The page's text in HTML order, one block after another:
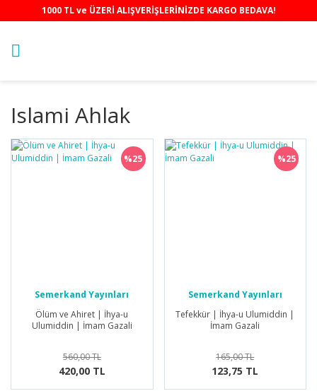
1000 TL ve ÜZERİ ALIŞVERİŞLERİNİZDE KARGO BEDAVA!
Islami Ahlak
%25
Semerkand Yayınları
Ölüm ve Ahiret | İhya-u
Ulumiddin | İmam Gazali
560,00 TL
420,00 TL
%25
Semerkand Yayınları
Tefekkür | İhya-u Ulumiddin |
İmam Gazali
165,00 TL
123,75 TL